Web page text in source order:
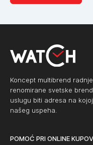
Koncept multibrend
renomirane svetske
uslugu biti adresa na
našeg uspeha.
POMOĆ PRI ONLINE